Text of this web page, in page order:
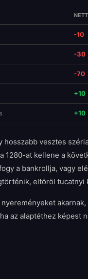
-10
-30
-70
+10
+10
hosszabb vesztes
1280-at kellene a
a bankrollja, vagy
eltöröl tucatnyi
az alaptéthez képest